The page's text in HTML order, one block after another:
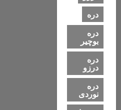
دره
دره
بوچیر
دره
درزو
دره
نوردی